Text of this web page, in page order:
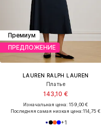
Премиум
ПРЕДЛОЖЕНИЕ
LAUREN RALPH LAUREN
Платье
143,10 €
Изначальная цена: 159,00 €
Последняя самая низкая цена:114,75 €
+1